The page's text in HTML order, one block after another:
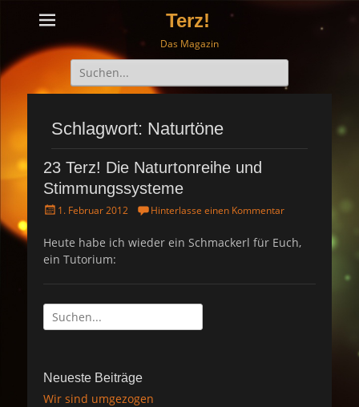
Terz!
Das Magazin
Suche
nach:
Schlagwort: Naturtöne
23 Terz! Die Naturtonreihe und
Stimmungssysteme
P
s
e
d
1. Februar 2012 Hinterlasse einen Kommentar
Heute habe ich wieder ein Schmackerl für Euch,
ein Tutorium:
Suche
nach:
Neueste Beiträge
Wir sind umgezogen